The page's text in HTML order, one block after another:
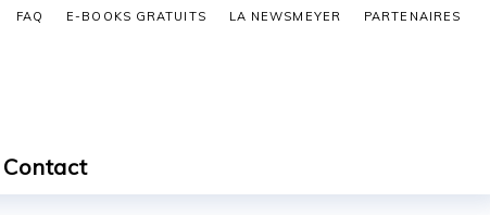
FAQ E-BOOKS GRATUITS LA NEWSMEYER PARTENAIRES
Contact